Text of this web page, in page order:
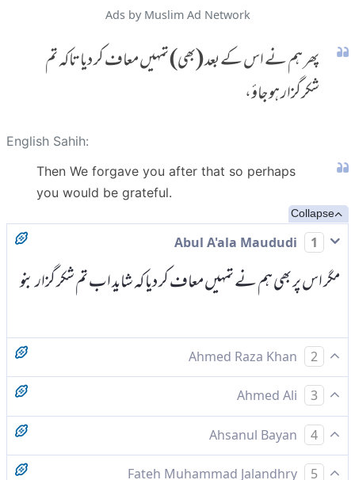
Ads by Muslim Ad Network
پھر ہم نے اس کے بعد (بھی) تمہیں معاف کر دیا تاکہ تم
شکرگزار ہو جاؤ،
English Sahih:
Then We forgave you after that so perhaps
you would be grateful.
Collapse
1
مگر اس پر بھی ہم نے تمہیں معاف کر دیا کہ شاید اب تم شکر گزار بنو
2
پھر اس کے بعد ہم نے تمہیں معافی دی کہ کہیں تم احسان مانو -
3
پھر اس کے بعدبھی ہم نے تمہیں معاف کر دیا تاکہ تم شکر کرو
4
5